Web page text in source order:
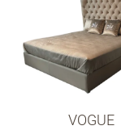
VOGUE